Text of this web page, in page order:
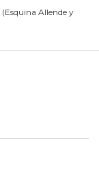
(Esquina Allende y